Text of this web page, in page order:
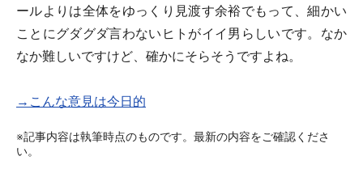
ールよりは全体をゆっくり見渡す余裕でもって、細かい
ことにグダグダ言わないヒトがイイ男らしいです。なか
なか難しいですけど、確かにそらそうですよね。
→こんな意見は今日的
※記事内容は執筆時点のものです。最新の内容をご確認くださ
い。